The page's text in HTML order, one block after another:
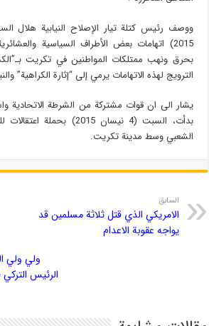
2015) اتهامات بعض الأطراف السياسية
بحرق ونهب ممتلكات المواطنين في تكريت
الترويج لهذه الاتهامات يرمي إلى “إثارة الكراهية”
يشار الى ان قوات مشتركة من الشرطة الاتحادية
بدأت، السبت (4 نيسان 2015)
الشعبي وسط مدينة تكريت.
السابق
الامريكي الذي قتل ثلاثة مسلمين قد
يواجه عقوبة الاعدام
ولي ولي
الرئيس